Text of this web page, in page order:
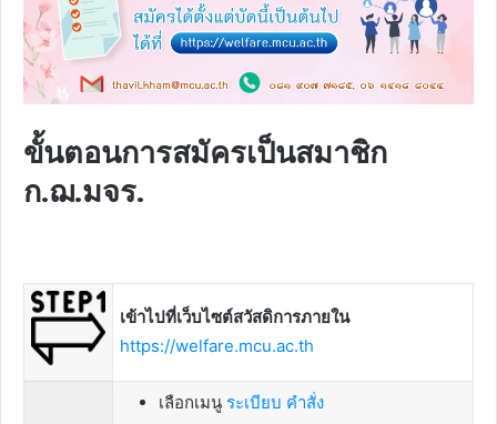
ขั้นตอนการสมัครเป็นสมาชิก
ก.ฌ.มจร.
เข้าไปที่เว็บไซต์สวัสดิการภายใน
https://welfare.mcu.ac.th
เลือกเมนู ระเบียบ คำสั่ง